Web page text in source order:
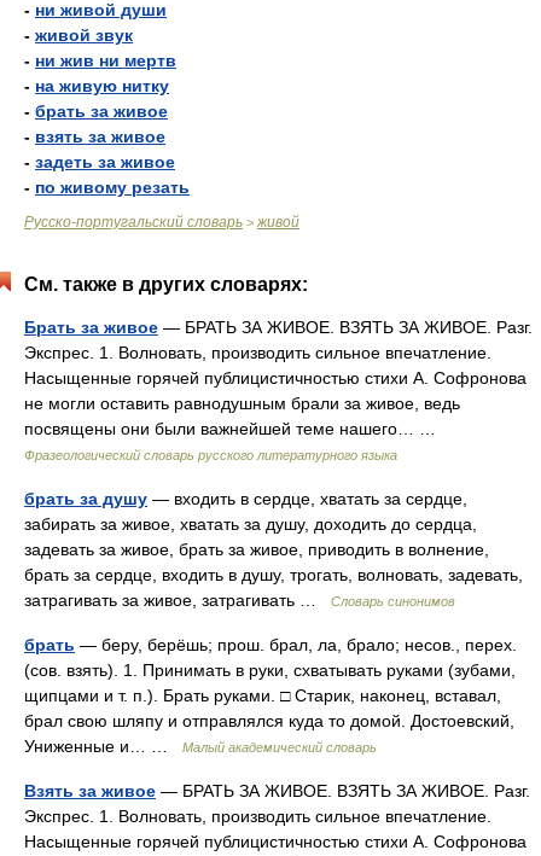
- ни живой души
- живой звук
- ни жив ни мертв
- на живую нитку
- брать за живое
- взять за живое
- задеть за живое
- по живому резать
Русско-португальский словарь > живой
См. также в других словарях:
Брать за живое — БРАТЬ ЗА ЖИВОЕ. ВЗЯТЬ ЗА ЖИВОЕ. Разг.
Экспрес. 1. Волновать, производить сильное впечатление.
Насыщенные горячей публицистичностью стихи А. Софронова
не могли оставить равнодушным брали за живое, ведь
посвящены они были важнейшей теме нашего… …
Фразеологический словарь русского литературного языка
брать за душу — входить в сердце, хватать за сердце,
забирать за живое, хватать за душу, доходить до сердца,
задевать за живое, брать за живое, приводить в волнение,
брать за сердце, входить в душу, трогать, волновать, задевать,
затрагивать за живое, затрагивать …
Словарь синонимов
брать — беру, берёшь; прош. брал, ла, брало; несов., перех.
(сов. взять). 1. Принимать в руки, схватывать руками (зубами,
щипцами и т. п.). Брать руками. □ Старик, наконец, вставал,
брал свою шляпу и отправлялся куда то домой. Достоевский,
Униженные и… …
Малый академический словарь
Взять за живое — БРАТЬ ЗА ЖИВОЕ. ВЗЯТЬ ЗА ЖИВОЕ. Разг.
Экспрес. 1. Волновать, производить сильное впечатление.
Насыщенные горячей публицистичностью стихи А. Софронова